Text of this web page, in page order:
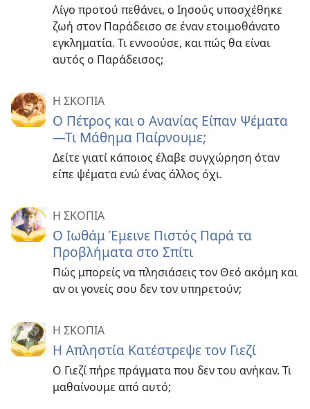
Λίγο προτού πεθάνει, ο Ιησούς υποσχέθηκε
ζωή στον Παράδεισο σε έναν ετοιμοθάνατο
εγκληματία. Τι εννοούσε, και πώς θα είναι
αυτός ο Παράδεισος;
Η ΣΚΟΠΙΑ
Ο Πέτρος και ο Ανανίας Είπαν Ψέματα
—Τι Μάθημα Παίρνουμε;
Δείτε γιατί κάποιος έλαβε συγχώρηση όταν
είπε ψέματα ενώ ένας άλλος όχι.
Η ΣΚΟΠΙΑ
Ο Ιωθάμ Έμεινε Πιστός Παρά τα
Προβλήματα στο Σπίτι
Πώς μπορείς να πλησιάσεις τον Θεό ακόμη και
αν οι γονείς σου δεν τον υπηρετούν;
Η ΣΚΟΠΙΑ
Η Απληστία Κατέστρεψε τον Γιεζί
Ο Γιεζί πήρε πράγματα που δεν του ανήκαν. Τι
μαθαίνουμε από αυτό;